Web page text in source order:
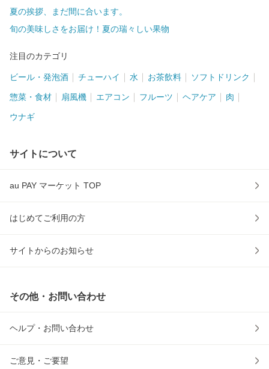
夏の挨拶、まだ間に合います。
旬の美味しさをお届け！夏の瑞々しい果物
注目のカテゴリ
ビール・発泡酒 チューハイ 水 お茶飲料 ソフトドリンク
惣菜・食材 扇風機 エアコン フルーツ ヘアケア 肉
ウナギ
サイトについて
au PAY マーケット TOP
はじめてご利用の方
サイトからのお知らせ
その他・お問い合わせ
ヘルプ・お問い合わせ
ご意見・ご要望